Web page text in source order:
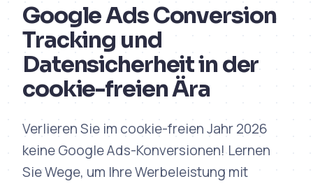
Google Ads Conversion
Tracking und
Datensicherheit in der
cookie-freien Ära
Verlieren Sie im cookie-freien Jahr 2026
keine Google Ads-Konversionen! Lernen
Sie Wege, um Ihre Werbeleistung mit